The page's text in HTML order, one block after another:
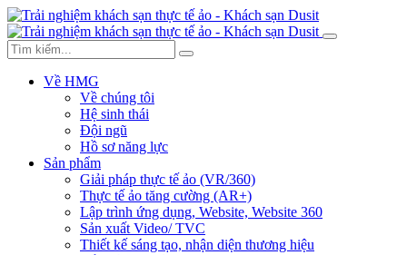
Về HMG
Về chúng tôi
Hệ sinh thái
Đội ngũ
Hồ sơ năng lực
Sản phẩm
Giải pháp thực tế ảo (VR/360)
Thực tế ảo tăng cường (AR+)
Lập trình ứng dụng, Website, Website 360
Sản xuất Video/ TVC
Thiết kế sáng tạo, nhận diện thương hiệu